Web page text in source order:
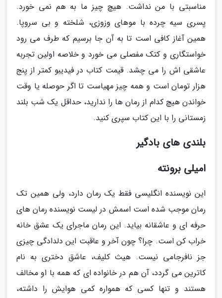
مناسبتی با من نداشت. هیچ چیز ما به هم نمی خورد.
پسری سیه چرده با موهای وزوزی، شلخته و بی سروپا.
همین آغاز کافی است تا به آن جا برسیم که طرف می رود
خواستگاری و کتک مفصلی می خورد و خلاصه اولین تجربه
عاشقی اش را می چشد. قیمت کتاب در فیدیبو کمتر از پنج
هزار تومان است و همه چیز مهیاست تا اگر حوصله یا وقت
خواندن هیچ کدام از رمان ها را ندارید، حداقل یک شب بلند
زمستانی را با این کتاب سپری کنید.
بلندی های بادگیر
امیلی برونته
این نویسنده انگلیسی فقط یک رمان دارد، ولی همین تک
رمان موجب شده است اسمش در لیست نویسنده رمان های
حرفه ای و عاشقانه بیاید. این رمان ماجرای یک عشق خانه
خراب کن است. چرا؟ چون آخر و عاقبت این دلدادگی چیزی
جز نافرجامی نیست. هیث کلیف، عاشق دختری به نام
کاترین می گردد، آن هم در خانواده ای که همه با او مخالف
هستند و تنها کسی که همواره کمی هوایش را داشته،